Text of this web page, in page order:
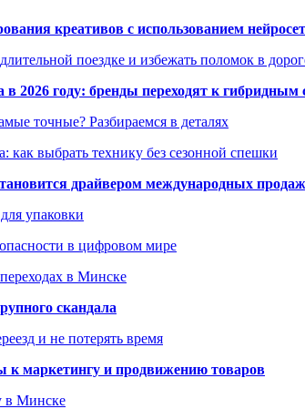
креативов с использованием
поездке и избежать поломок в
2026 году: бренды переходят к гибридным
точные? Разбираемся в деталях
как выбрать технику без сезонной спешки
драйвером международных
упаковки
в цифровом мире
в Минске
скандала
и не потерять время
к маркетингу и продвижению товаров
в Минске